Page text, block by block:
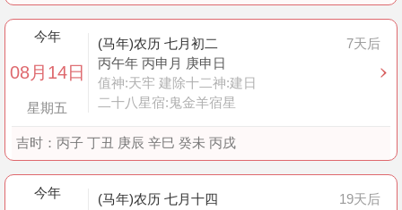
今年
08月14日
星期五
(马年)农历 七月初二
7天后
丙午年 丙申月 庚申日
值神:天牢 建除十二神:建日
二十八星宿:鬼金羊宿星
吉时： 丙子 丁丑 庚辰 辛巳 癸未 丙戌
今年 (马年)农历 七月十四
19天后